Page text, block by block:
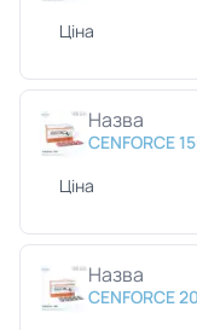
Ціна
Назва
CENFORCE
Ціна
Назва
CENFORCE